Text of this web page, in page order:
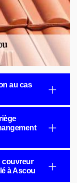
au cas
couvreur
à Ascou